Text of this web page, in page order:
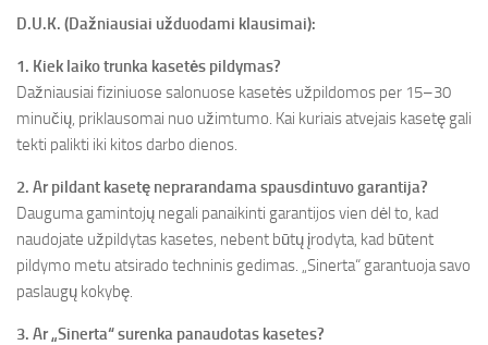
D.U.K. (Dažniausiai užduodami klausimai):
1. Kiek laiko trunka kasetės pildymas?
Dažniausiai fiziniuose salonuose kasetės užpildomos per 15–30
minučių, priklausomai nuo užimtumo. Kai kuriais atvejais kasetę gali
tekti palikti iki kitos darbo dienos.
2. Ar pildant kasetę neprarandama spausdintuvo garantija?
Dauguma gamintojų negali panaikinti garantijos vien dėl to, kad
naudojate užpildytas kasetes, nebent būtų įrodyta, kad būtent
pildymo metu atsirado techninis gedimas. „Sinerta“ garantuoja savo
paslaugų kokybę.
3. Ar „Sinerta“ surenka panaudotas kasetes?